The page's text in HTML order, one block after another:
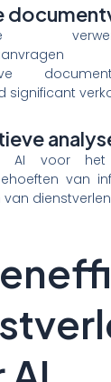
significant
AI voor het
van